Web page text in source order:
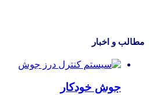
مطالب و اخبار
جوش خودکار